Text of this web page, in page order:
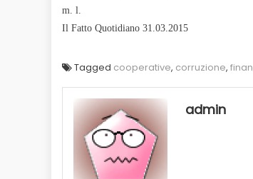
m. l.
Il Fatto Quotidiano 31.03.2015
Tagged cooperative, corruzione,
admin